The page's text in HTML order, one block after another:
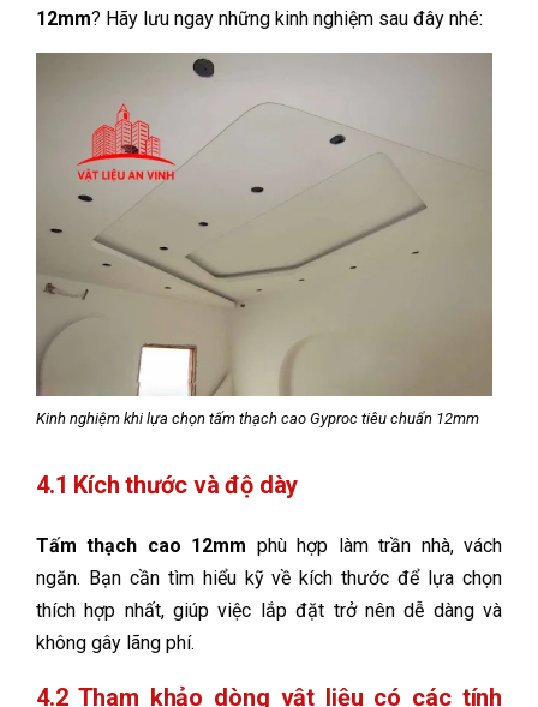
12mm? Hãy lưu ngay những kinh nghiệm sau đây nhé:
Kinh nghiệm khi lựa chọn tấm thạch cao Gyproc tiêu chuẩn 12mm
4.1 Kích thước và độ dày
Tấm thạch cao 12mm phù hợp làm trần nhà, vách
ngăn. Bạn cần tìm hiểu kỹ về kích thước để lựa chọn
thích hợp nhất, giúp việc lắp đặt trở nên dễ dàng và
không gây lãng phí.
4.2 Tham khảo dòng vật liệu có các tính